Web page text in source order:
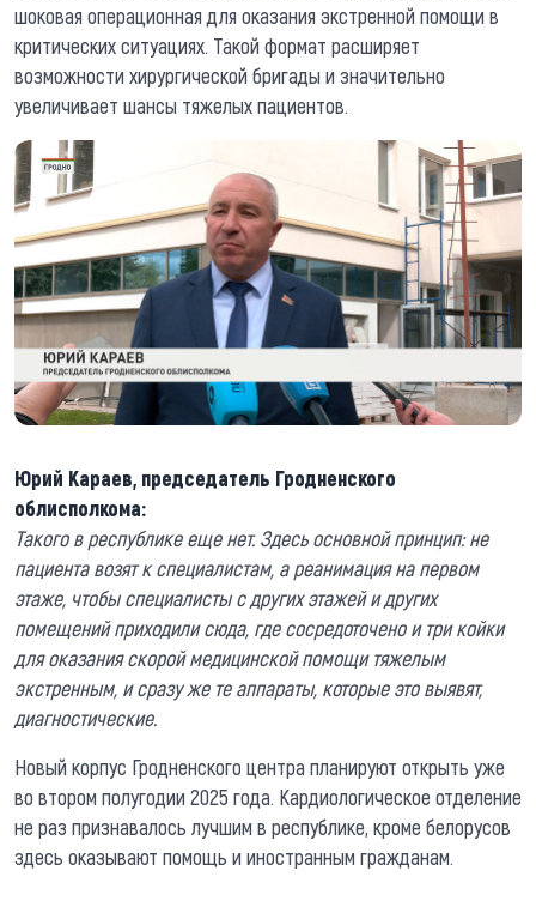
шоковая операционная для оказания экстренной помощи в
критических ситуациях. Такой формат расширяет
возможности хирургической бригады и значительно
увеличивает шансы тяжелых пациентов.
Юрий Караев, председатель Гродненского
облисполкома:
Такого в республике еще нет. Здесь основной принцип: не
пациента возят к специалистам, а реанимация на первом
этаже, чтобы специалисты с других этажей и других
помещений приходили сюда, где сосредоточено и три койки
для оказания скорой медицинской помощи тяжелым
экстренным, и сразу же те аппараты, которые это выявят,
диагностические.
Новый корпус Гродненского центра планируют открыть уже
во втором полугодии 2025 года. Кардиологическое отделение
не раз признавалось лучшим в республике, кроме белорусов
здесь оказывают помощь и иностранным гражданам.